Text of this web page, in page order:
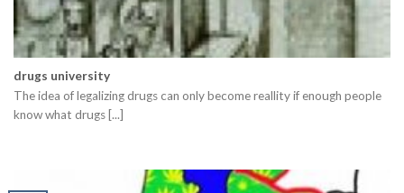
drugs university
The idea of legalizing drugs can only become reallity if enough people
know what drugs [...]